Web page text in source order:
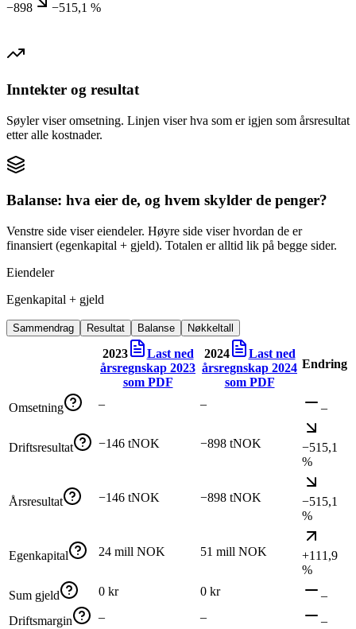
−898
−515,1 %
Inntekter og resultat
Søyler viser omsetning. Linjen viser hva som er igjen som årsresultat
etter alle kostnader.
Balanse: hva eier de, og hvem skylder de penger?
Venstre side viser eiendeler. Høyre side viser hvordan de er
finansiert (egenkapital + gjeld). Totalen er alltid lik på begge sider.
Eiendeler
Egenkapital + gjeld
Sammendrag Resultat Balanse Nøkkeltall
2023
Last ned
årsregnskap 2023
som PDF
2024
Last ned
årsregnskap 2024
som PDF
Endring
Omsetning – – –
Driftsresultat −146 tNOK −898 tNOK
−515,1
%
Årsresultat −146 tNOK −898 tNOK
−515,1
%
Egenkapital 24 mill NOK 51 mill NOK
+111,9
%
Sum gjeld
0 kr 0 kr
–
Driftsmargin
– –
–